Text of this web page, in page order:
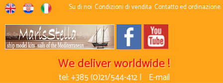
Su di noi Condizioni di vendita Contatto ed ordinazione
We deliver worldwide !
tel: +385 (0)21/544-412 | E-mail